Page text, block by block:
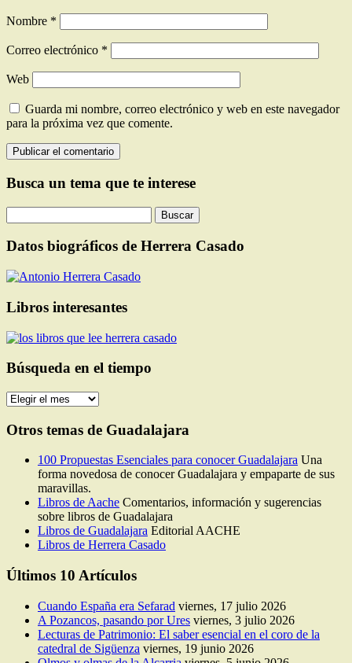
Nombre *
Correo electrónico *
Web
Guarda mi nombre, correo electrónico y web en este navegador
para la próxima vez que comente.
Busca un tema que te interese
Datos biográficos de Herrera Casado
Libros interesantes
Búsqueda en el tiempo
Búsqueda
el
Otros temas de Guadalajara
100 Propuestas Esenciales para conocer Guadalajara Una
forma novedosa de conocer Guadalajara y empaparte de sus
maravillas.
Libros de Aache Comentarios, información y sugerencias
sobre libros de Guadalajara
Libros de Guadalajara Editorial AACHE
Libros de Herrera Casado
Últimos 10 Artículos
Cuando España era Sefarad viernes, 17 julio 2026
A Pozancos, pasando por Ures viernes, 3 julio 2026
Lecturas de Patrimonio: El saber esencial en el coro de la
catedral de Sigüenza viernes, 19 junio 2026